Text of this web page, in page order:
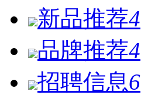
新品推荐4
品牌推荐4
招聘信息6